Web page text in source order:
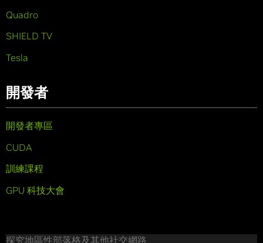
Quadro
SHIELD TV
Tesla
開發者
開發者專區
CUDA
訓練課程
GPU 科技大會
探究地區性部落格及其他社交網路